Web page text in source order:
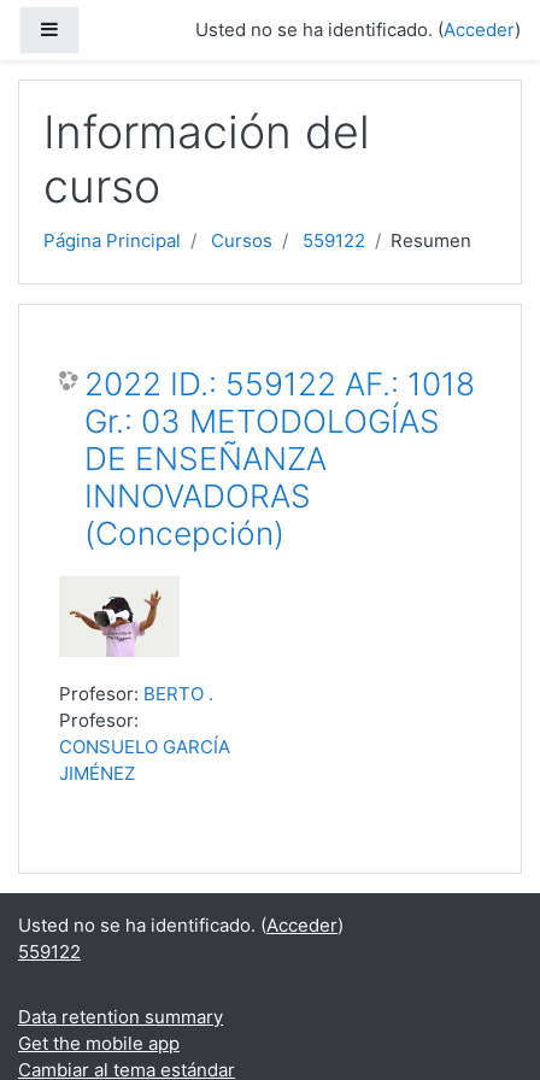
Usted no se ha identificado. (Acceder)
Información del
curso
Página Principal Cursos 559122 Resumen
2022 ID.: 559122 AF.: 1018
Gr.: 03 METODOLOGÍAS
DE ENSEÑANZA
INNOVADORAS
(Concepción)
Profesor: BERTO .
Profesor:
CONSUELO GARCÍA
JIMÉNEZ
Usted no se ha identificado. (Acceder)
559122
Data retention summary
Get the mobile app
Cambiar al tema estándar